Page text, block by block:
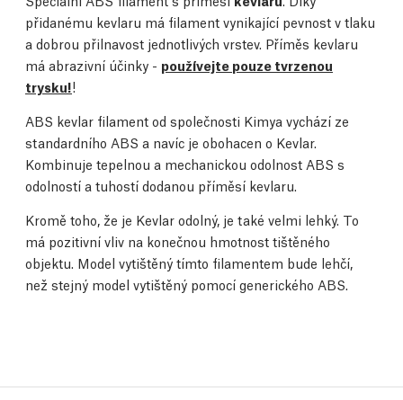
přidanému kevlaru má filament vynikající pevnost v tlaku
a dobrou přilnavost jednotlivých vrstev. Příměs kevlaru
má abrazivní účinky - používejte pouze tvrzenou
trysku!!
ABS kevlar filament od společnosti Kimya vychází ze
standardního ABS a navíc je obohacen o Kevlar.
Kombinuje tepelnou a mechanickou odolnost ABS s
odolností a tuhostí dodanou příměsí kevlaru.
Kromě toho, že je Kevlar odolný, je také velmi lehký. To
má pozitivní vliv na konečnou hmotnost tištěného
objektu. Model vytištěný tímto filamentem bude lehčí,
než stejný model vytištěný pomocí generického ABS.